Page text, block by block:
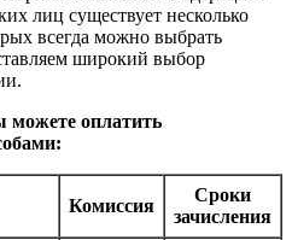
лиц существует несколько
всегда можно выбрать
широкий выбор
оплатить
Комиссия
Сроки
зачисления